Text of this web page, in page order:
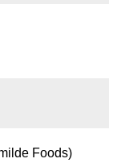
Foods)